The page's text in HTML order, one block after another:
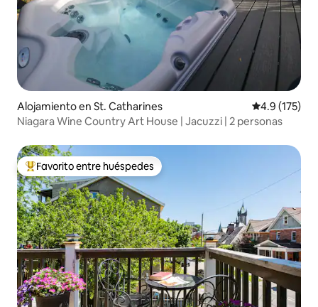
Alojamiento en St. Catharines Calificación
4.9 (175)
Niagara Wine Country Art House | Jacuzzi | 2 personas
Favorito entre huéspedes preferido
Favorito entre huéspedes